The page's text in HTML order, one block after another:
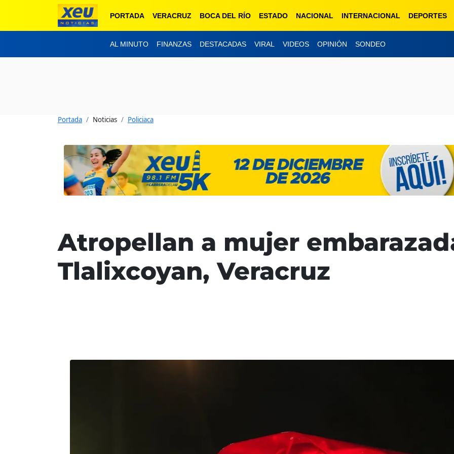
PORTADA VERACRUZ BOCA DEL RÍO ESTADO NACIONAL INTERNACIONAL DEPORTES
AL MINUTO FINANZAS DESTACADAS VIRAL VIDEOS OPINIÓN SONDEO
Portada Noticias Policiaca
Atropellan a mujer
Tlalixcoyan, Veracruz